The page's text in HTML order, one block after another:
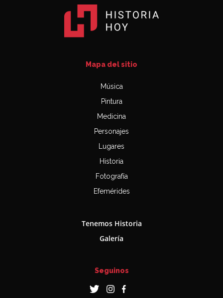
Mapa del sitio
Música
Pintura
Medicina
Personajes
Lugares
Historia
Fotografía
Efemérides
Tenemos Historia
Galería
Seguinos